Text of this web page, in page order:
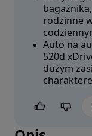
rodzinne
Auto na
520d
dużym
Czy jest to